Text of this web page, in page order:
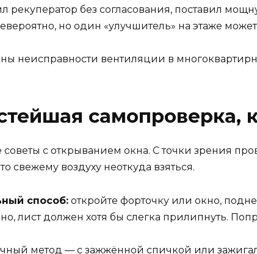
рекуператор без согласования, поставил
но один «улучшитель» на этаже
самопроверка,
советы с открыванием окна. С точки зрения
свежему воздуху неоткуда взяться.
способ: откройте форточку или окно,
лист должен хотя бы слегка прилипнуть.
метод — с зажжённой спичкой или